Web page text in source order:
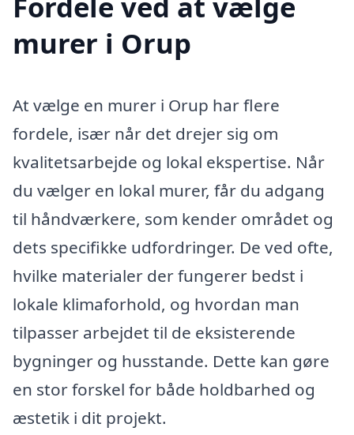
murer i Orup
At vælge en murer i Orup har flere
fordele, især når det drejer sig om
kvalitetsarbejde og lokal ekspertise. Når
du vælger en lokal murer, får du adgang
til håndværkere, som kender området og
dets specifikke udfordringer. De ved ofte,
hvilke materialer der fungerer bedst i
lokale klimaforhold, og hvordan man
tilpasser arbejdet til de eksisterende
bygninger og husstande. Dette kan gøre
en stor forskel for både holdbarhed og
æstetik i dit projekt.